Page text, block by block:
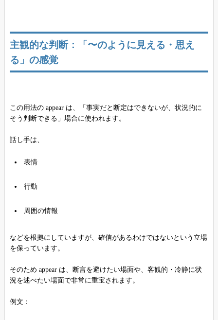
主観的な判断：「〜のように見える・思え
る」の感覚
この用法の appear は、「事実だと断定はできないが、状況的に
そう判断できる」場合に使われます。
話し手は、
表情
行動
周囲の情報
などを根拠にしていますが、確信があるわけではないという立場
を保っています。
そのため appear は、断言を避けたい場面や、客観的・冷静に状
況を述べたい場面で非常に重宝されます。
例文：